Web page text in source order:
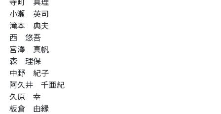
小瀬 英司
滝本 典夫
西 悠吾
宮澤 真帆
森 理保
中野 紀子
阿久井 千亜紀
久原 幸
板倉 由縁